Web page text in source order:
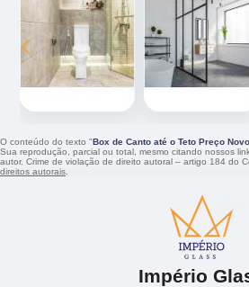
‹
O conteúdo do texto "Box de Canto até o Teto Preço
Sua reprodução, parcial ou total, mesmo citando nossos
autor. Crime de violação de direito autoral – artigo 184 do
direitos autorais.
Império